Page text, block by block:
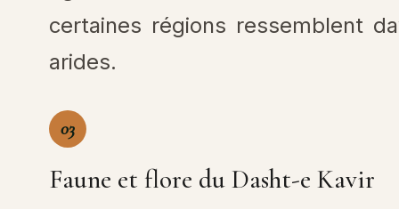
certaines régions ressemblent
arides.
03
Faune et flore du Dasht-e Kavir